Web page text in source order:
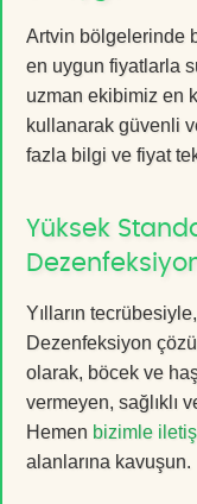
Artvin bölgelerinde
en uygun fiyatlarla
uzman ekibimiz en
kullanarak güvenli
fazla bilgi ve fiyat
Yüksek
Yılların
Dezenfeksiyon
olarak, böcek ve
vermeyen, sağlıklı
Hemen bizimle
alanlarına kavuşun.